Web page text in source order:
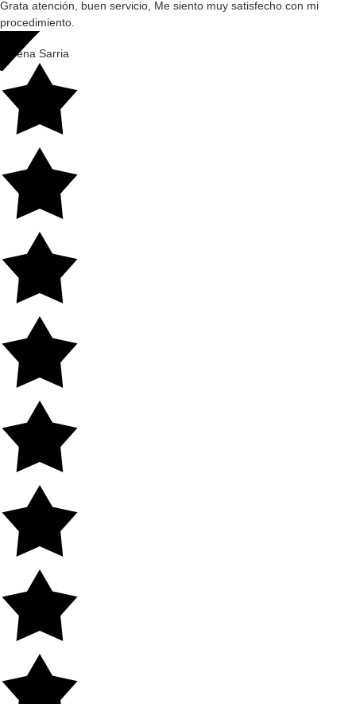
Grata atención, buen servicio, Me siento muy satisfecho con mi
procedimiento.
Lorena Sarria